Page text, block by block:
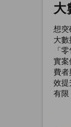
大
想
大
「
實
費
效
有限